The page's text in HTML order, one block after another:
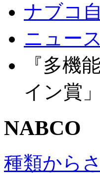
ナブコ
ニュー
『多機
イン賞
NABCO
種類から